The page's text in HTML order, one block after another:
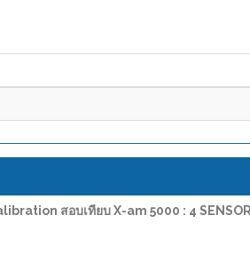
สอบเทียบ X-am 5000 : 4